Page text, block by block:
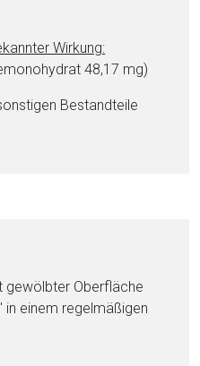
Wirkung:
48,17 mg)
Be­stand­tei­le
gewölbter Oberfläche
in ei­nem regelmäßigen